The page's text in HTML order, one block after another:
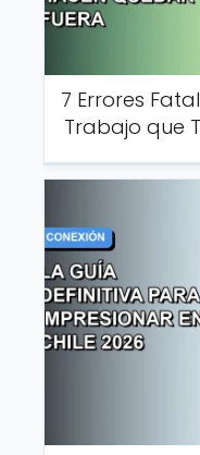
7 Errores
Trabajo que